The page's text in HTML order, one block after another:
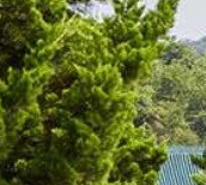
và lãng mạn, khi